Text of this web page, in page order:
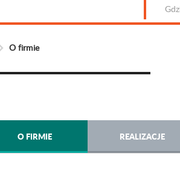
O firmie
O FIRMIE REALIZACJE